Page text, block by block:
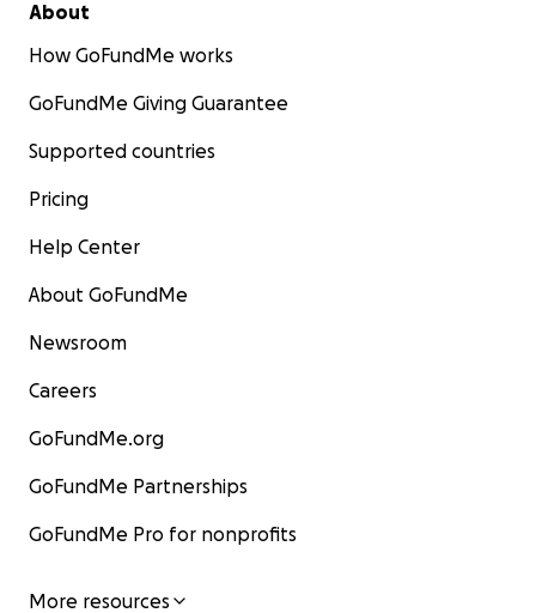
About
How GoFundMe works
GoFundMe Giving Guarantee
Supported countries
Pricing
Help Center
About GoFundMe
Newsroom
Careers
GoFundMe.org
GoFundMe Partnerships
GoFundMe Pro for nonprofits
More resources